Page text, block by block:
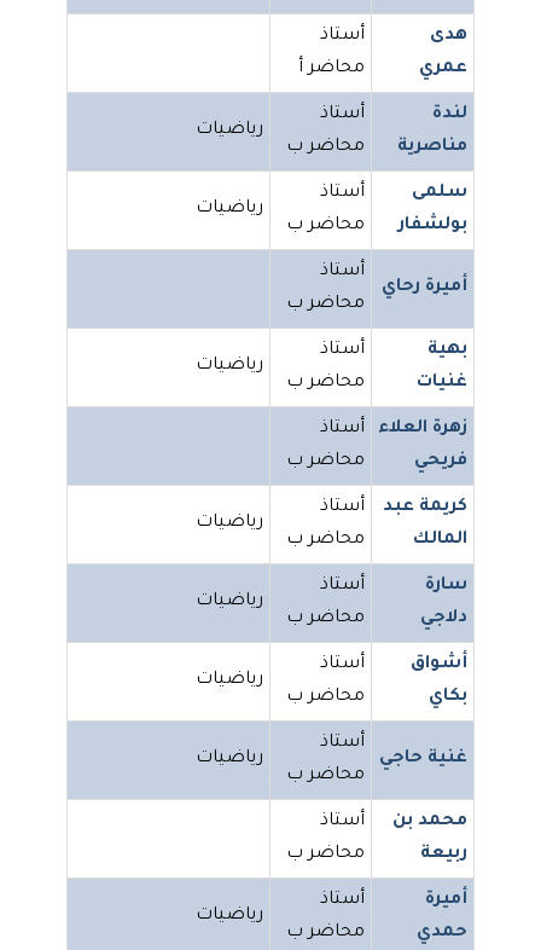
هدى
عمري
أستاذ
محاضر أ
لندة
مناصرية
أستاذ
محاضر ب
رياضيات
سلمى
بولشفار
أستاذ
محاضر ب
رياضيات
أميرة رحاي
أستاذ
محاضر ب
بهية
غنيات
أستاذ
محاضر ب
رياضيات
زهرة العلاء
فريحي
أستاذ
محاضر ب
كريمة عبد
المالك
أستاذ
محاضر ب
رياضيات
سارة
دلاجي
أستاذ
محاضر ب
رياضيات
أشواق
بكاي
أستاذ
محاضر ب
رياضيات
غنية حاجي
أستاذ
محاضر ب
رياضيات
محمد بن
ربيعة
أستاذ
محاضر ب
أميرة
حمدي
أستاذ
محاضر ب
رياضيات